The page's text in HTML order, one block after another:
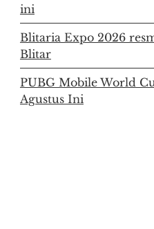
ini
Blitaria Expo 2026
Blitar
PUBG Mobile World
Agustus Ini